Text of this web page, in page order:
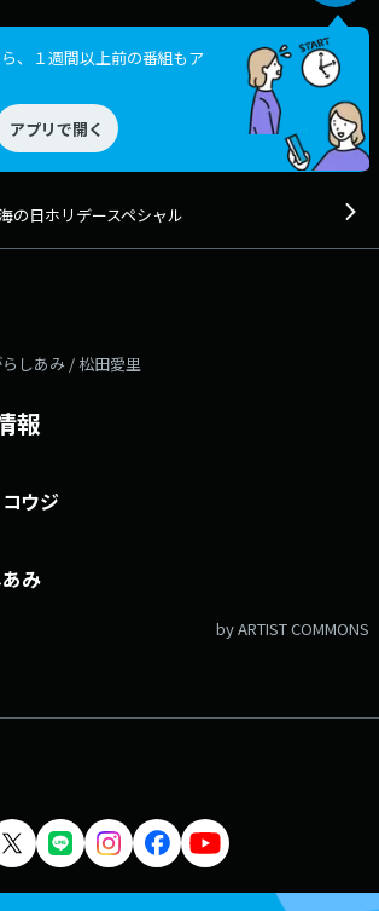
待ちしています！ 《メールフォーム》
番組Xハッシュタグは「#海
ラジオ関西
ジ関」 ラジオ関西Xアカウントは
、１週間以上前の番組もア
アプリで開く
の日ホリデースペシャル
しあみ / 松田愛里
報
ウジ
み
by ARTIST COMMONS